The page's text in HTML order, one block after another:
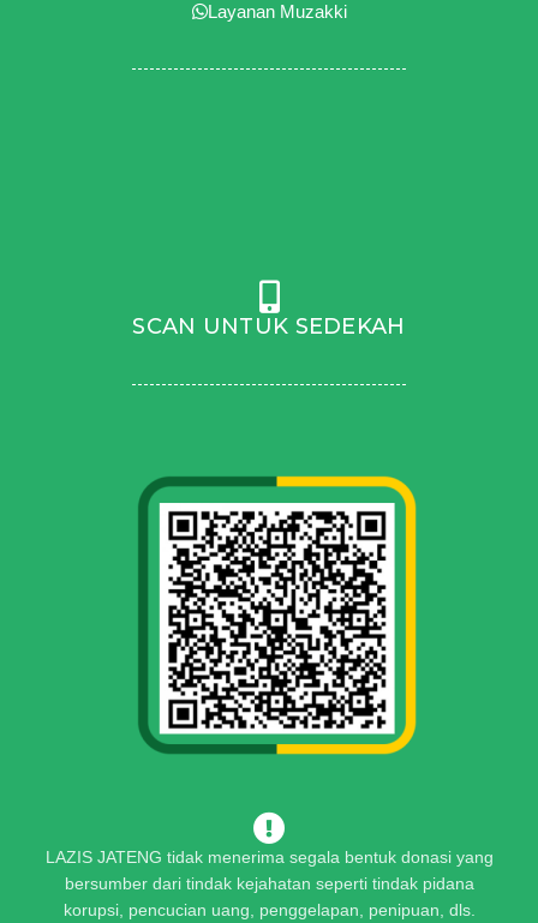
Layanan Muzakki
SCAN UNTUK SEDEKAH
LAZIS JATENG tidak menerima segala bentuk donasi yang
bersumber dari tindak kejahatan seperti tindak pidana
korupsi, pencucian uang, penggelapan, penipuan, dls.